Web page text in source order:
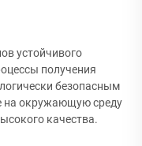
устойчивого
получения
безопасным
на окружающую среду
качества.